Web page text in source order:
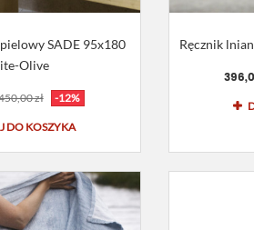
SADE 95x180
Olive
zł -12%
DO KOSZYKA
Ręcznik